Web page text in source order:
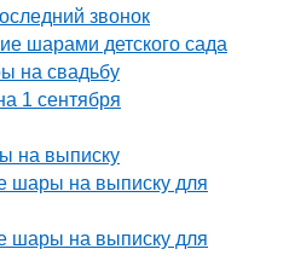
звонок
шарами детского сада
на свадьбу
1 сентября
на выписку
шары на выписку для
шары на выписку для